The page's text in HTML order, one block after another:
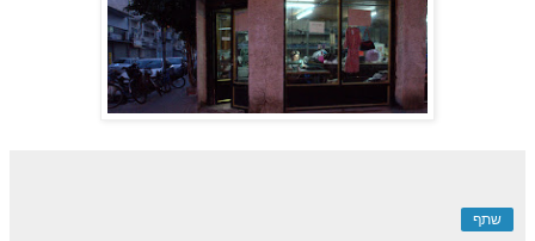
שתף